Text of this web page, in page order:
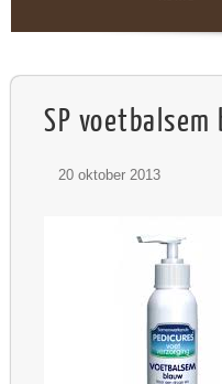
SP voetbalsem
20 oktober 2013